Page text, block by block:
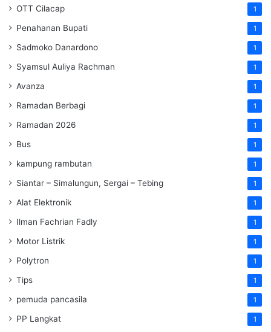
OTT Cilacap 1
Penahanan Bupati 1
Sadmoko Danardono 1
Syamsul Auliya Rachman 1
Avanza 1
Ramadan Berbagi 1
Ramadan 2026 1
Bus 1
kampung rambutan 1
Siantar – Simalungun, Sergai – Tebing 1
Alat Elektronik 1
Ilman Fachrian Fadly 1
Motor Listrik 1
Polytron 1
Tips 1
pemuda pancasila 1
PP Langkat 1